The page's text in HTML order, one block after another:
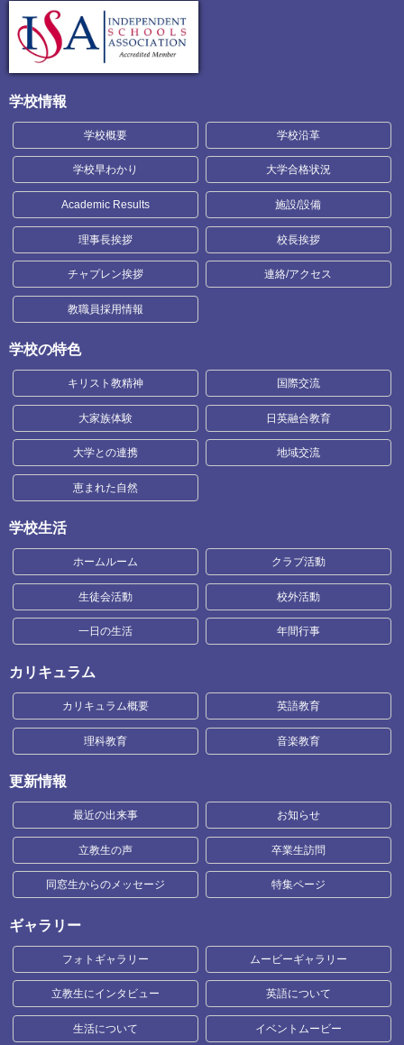
学校情報
学校概要 学校沿革
学校早わかり 大学合格状況
Academic Results 施設/設備
理事長挨拶 校長挨拶
チャプレン挨拶 連絡/アクセス
教職員採用情報
学校の特色
キリスト教精神 国際交流
大家族体験 日英融合教育
大学との連携 地域交流
恵まれた自然
学校生活
ホームルーム クラブ活動
生徒会活動 校外活動
一日の生活 年間行事
カリキュラム
カリキュラム概要 英語教育
理科教育 音楽教育
更新情報
最近の出来事 お知らせ
立教生の声 卒業生訪問
同窓生からのメッセージ 特集ページ
ギャラリー
フォトギャラリー ムービーギャラリー
立教生にインタビュー 英語について
生活について イベントムービー